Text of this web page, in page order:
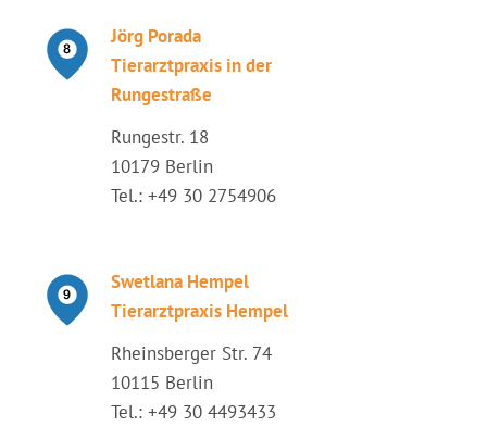
Jörg Porada
Tierarztpraxis in der
Rungestraße
Rungestr. 18
10179 Berlin
Tel.: +49 30 2754906
Swetlana Hempel
Tierarztpraxis Hempel
Rheinsberger Str. 74
10115 Berlin
Tel.: +49 30 4493433